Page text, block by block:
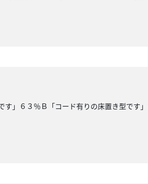
」６３％Ｂ「コード有りの床置き型です